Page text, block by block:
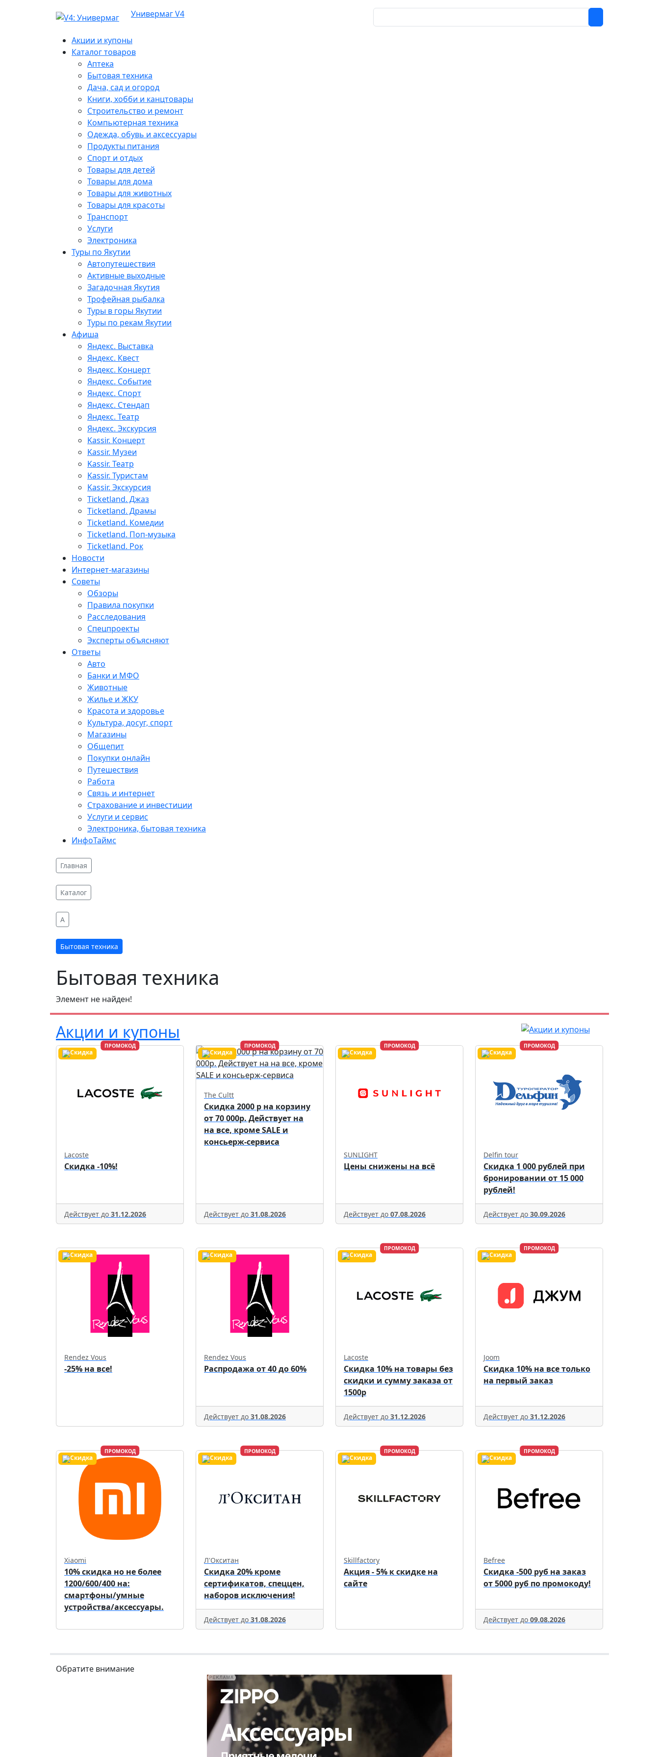
Универмаг V4
Акции и купоны
Каталог товаров
Аптека
Бытовая техника
Дача, сад и огород
Книги, хобби и канцтовары
Строительство и ремонт
Компьютерная техника
Одежда, обувь и аксессуары
Продукты питания
Спорт и отдых
Товары для детей
Товары для дома
Товары для животных
Товары для красоты
Транспорт
Услуги
Электроника
Туры по Якутии
Автопутешествия
Активные выходные
Загадочная Якутия
Трофейная рыбалка
Туры в горы Якутии
Туры по рекам Якутии
Афиша
Яндекс. Выставка
Яндекс. Квест
Яндекс. Концерт
Яндекс. Событие
Яндекс. Спорт
Яндекс. Стендап
Яндекс. Театр
Яндекс. Экскурсия
Kassir. Концерт
Kassir. Музеи
Kassir. Театр
Kassir. Туристам
Kassir. Экскурсия
Ticketland. Джаз
Ticketland. Драмы
Ticketland. Комедии
Ticketland. Поп-музыка
Ticketland. Рок
Новости
Интернет-магазины
Советы
Обзоры
Правила покупки
Расследования
Спецпроекты
Эксперты объясняют
Ответы
Авто
Банки и МФО
Животные
Жилье и ЖКУ
Красота и здоровье
Культура, досуг, спорт
Магазины
Общепит
Покупки онлайн
Путешествия
Работа
Связь и интернет
Страхование и инвестиции
Услуги и сервис
Электроника, бытовая техника
ИнфоТаймс
Главная
Каталог
A
Бытовая техника
Бытовая техника
Элемент не найден!
Акции и купоны
ПРОМОКОД
Lacoste
Скидка -10%!
Действует до 31.12.2026
ПРОМОКОД
The Cultt
Скидка 2000 р на корзину
от 70 000р. Действует на
на все, кроме SALE и
консьерж-сервиса
Действует до 31.08.2026
ПРОМОКОД
SUNLIGHT
Цены снижены на всё
Действует до 07.08.2026
ПРОМОКОД
Delfin tour
Скидка 1 000 рублей при
бронировании от 15 000
рублей!
Действует до 30.09.2026
Rendez Vous
-25% на все!
Rendez Vous
Распродажа от 40 до 60%
Действует до 31.08.2026
ПРОМОКОД
Lacoste
Скидка 10% на товары без
скидки и сумму заказа от
1500р
Действует до 31.12.2026
ПРОМОКОД
Joom
Скидка 10% на все только
на первый заказ
Действует до 31.12.2026
ПРОМОКОД
Xiaomi
10% скидка но не более
1200/600/400 на:
смартфоны/умные
устройства/аксессуары.
ПРОМОКОД
Л'Окситан
Скидка 20% кроме
сертификатов, спеццен,
наборов исключения!
Действует до 31.08.2026
ПРОМОКОД
Skillfactory
Акция - 5% к скидке на
сайте
ПРОМОКОД
Befree
Скидка -500 руб на заказ
от 5000 руб по промокоду!
Действует до 09.08.2026
Обратите внимание